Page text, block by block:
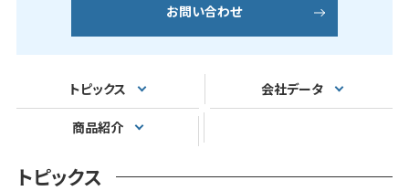
お問い合わせ
トピックス 会社データ
商品紹介
トピックス